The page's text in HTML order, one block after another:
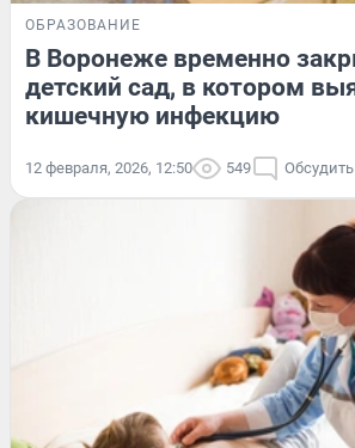
ОБРАЗОВАНИЕ
В Воронеже временно
детский сад, в котором
кишечную инфекцию
12 февраля, 2026, 12:50 549 Обсудить